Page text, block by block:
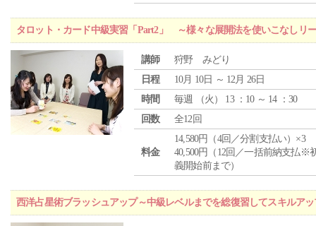
タロット・カード中級実習「Part2」 ～様々な展開法を使いこなしリ
講師
狩野 みどり
日程
10月 10日 ～ 12月 26日
時間
毎週 （火 ） 13 ：10 ～ 14 ：30
回数
全12回
料金
14,580円（4回／分割支払い）×3
40,500円（12回／一括前納支払※
義開始前まで）
西洋占星術ブラッシュアップ～中級レベルまでを総復習してスキルア